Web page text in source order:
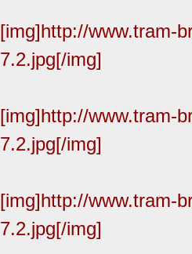
[img]http://www.tram-
7.2.jpg[/img]
[img]http://www.tram-
7.2.jpg[/img]
[img]http://www.tram-
7.2.jpg[/img]